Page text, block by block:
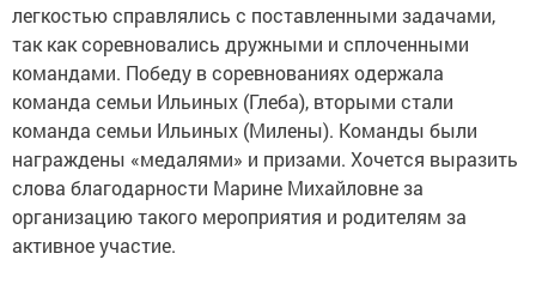
легкостью справлялись с поставленными задачами,
так как соревновались дружными и сплоченными
командами. Победу в соревнованиях одержала
команда семьи Ильиных (Глеба), вторыми стали
команда семьи Ильиных (Милены). Команды были
награждены «медалями» и призами. Хочется выразить
слова благодарности Марине Михайловне за
организацию такого мероприятия и родителям за
активное участие.